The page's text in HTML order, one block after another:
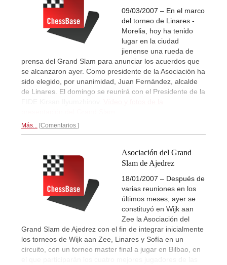
09/03/2007 – En el marco
del torneo de Linares -
Morelia, hoy ha tenido
lugar en la ciudad
jienense una rueda de
prensa del Grand Slam para anunciar los acuerdos que
se alcanzaron ayer. Como presidente de la Asociación ha
sido elegido, por unanimidad, Juan Fernández, alcalde
de Linares. El domingo se reunirá con el Presidente de la
Más... Comentarios
Asociación del Grand
Slam de Ajedrez
18/01/2007 – Después de
varias reuniones en los
últimos meses, ayer se
constituyó en Wijk aan
Zee la Asociación del
Grand Slam de Ajedrez con el fin de integrar inicialmente
los torneos de Wijk aan Zee, Linares y Sofía en un
circuito, con un torneo master final a jugar en Bilbao, en
el que participarán los cuatro mejores jugadores de las